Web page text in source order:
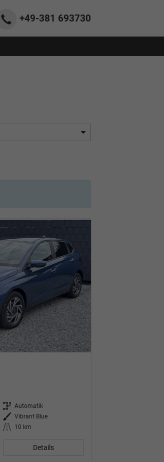
+49-381 693730
Getriebe Automatik
Außenfarbe Vibrant Blue
Kilometerstand 10 km
Details